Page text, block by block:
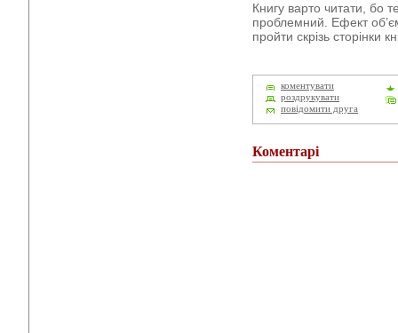
Книгу варто читати, бо
проблемний. Ефект
пройти скрізь сторінки
коментувати
роздрукувати
повідомити друга
Коментарі